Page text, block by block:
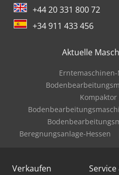
+44 20 331 800 72
+34 911 433 456
Aktuelle
Kompaktor
Beregnungsanlage-Hessen
Verkaufen